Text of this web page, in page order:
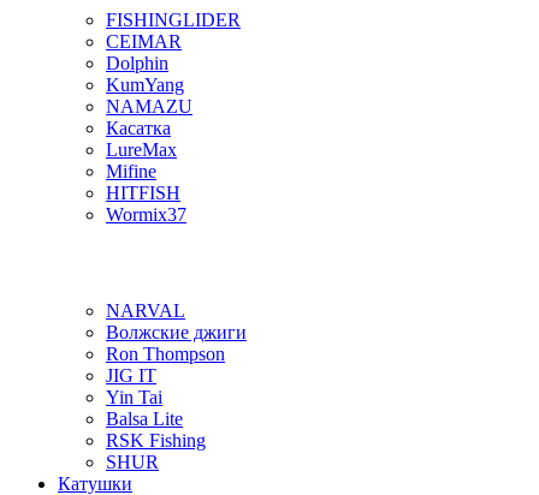
FISHINGLIDER
CEIMAR
Dolphin
KumYang
NAMAZU
Касатка
LureMax
Mifine
HITFISH
Wormix37
NARVAL
Волжские джиги
Ron Thompson
JIG IT
Yin Tai
Balsa Lite
RSK Fishing
SHUR
Катушки